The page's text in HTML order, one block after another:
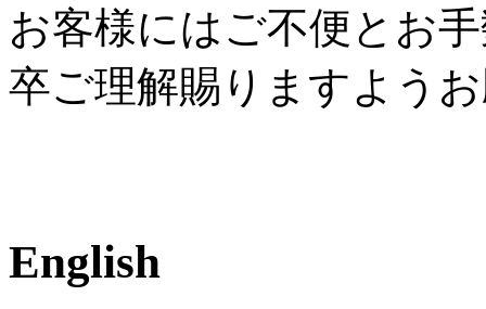
お客様にはご不便とお
卒ご理解賜りますよう
English